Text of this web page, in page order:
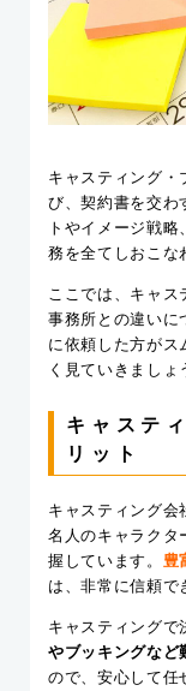
キャスティング・
び、契約書を交わ
トやイメージ戦
務を全てしおこな
ここでは、キャス
事務所との違いに
に依頼した方がス
く見ていきましょ
キャステ
リット
キャスティング会
名人のキャラクタ
握しています。 豊
は、非常に信頼で
キャスティングで
やブッキングなど
ので、安心して任